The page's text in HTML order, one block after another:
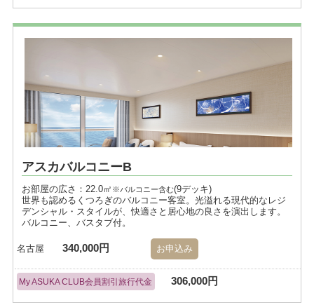
アスカバルコニーB
お部屋の広さ：22.0㎡ ※バルコニー含む(9デッキ)
世界も認めるくつろぎのバルコニー客室。光溢れる現代的なレジ
デンシャル・スタイルが、快適さと居心地の良さを演出します。
バルコニー、バスタブ付。
名古屋 340,000円 お申込み
My ASUKA CLUB会員割引旅行代金 306,000円